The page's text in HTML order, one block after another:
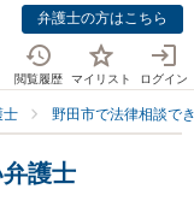
弁護士の方はこちら
閲覧履歴 マイリスト ログイン
士 野田市で法律相談で
護士